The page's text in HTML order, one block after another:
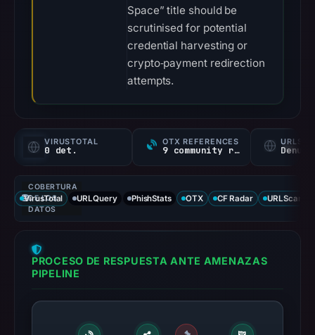
Space” title should be
scrutinised for potential
credential harvesting or
crypto‑payment redirection
attempts.
VIRUSTOTAL
0 det.
OTX REFERENCES
9 community refs
COBERTURA
DE LOS
DATOS
VirusTotal URLQuery PhishStats OTX CF Radar URLScan
PROCESO DE RESPUESTA ANTE AMENAZAS
PIPELINE